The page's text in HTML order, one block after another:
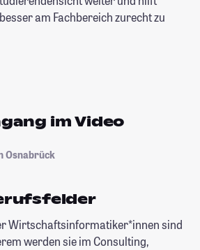
am Fachbereich zurecht zu
im Video
Osnabrück
Wirtschaftsinformatiker*innen sind
werden sie im Consulting,